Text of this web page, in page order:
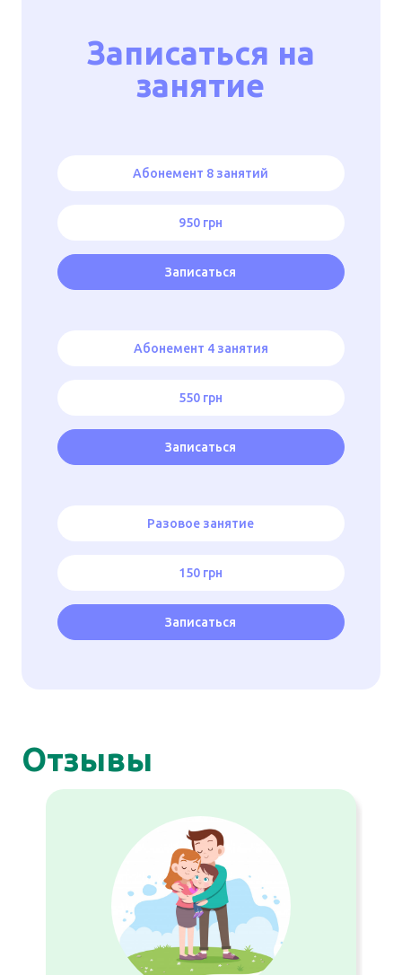
Записаться на
занятие
Абонемент 8 занятий
950 грн
Записаться
Абонемент 4 занятия
550 грн
Записаться
Разовое занятие
150 грн
Записаться
Отзывы